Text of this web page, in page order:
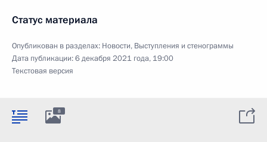
Статус материала
Опубликован в разделах: Новости, Выступления и стенограммы
Дата публикации:6 декабря 2021 года, 19:00
Текстовая версия
8